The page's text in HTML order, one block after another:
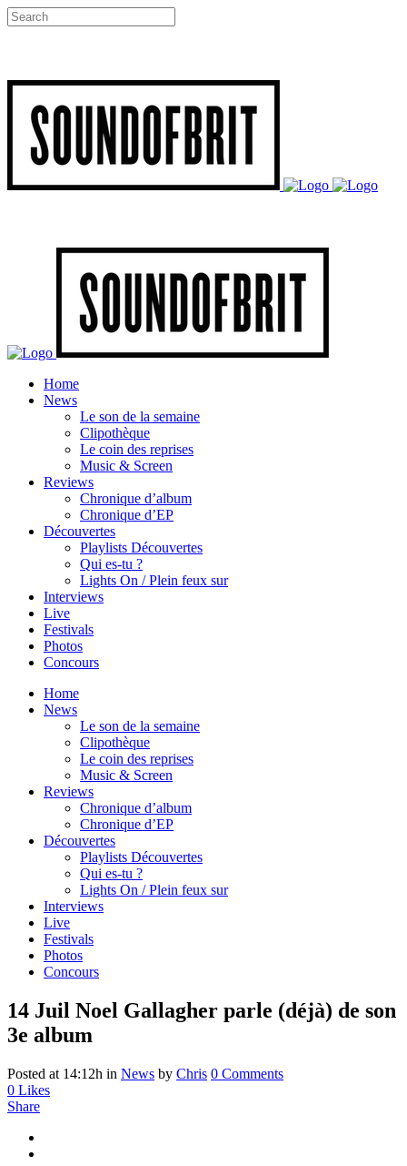
Home
News
Le son de la semaine
Clipothèque
Le coin des reprises
Music & Screen
Reviews
Chronique d’album
Chronique d’EP
Découvertes
Playlists Découvertes
Qui es-tu ?
Lights On / Plein feux sur
Interviews
Live
Festivals
Photos
Concours
Home
News
Le son de la semaine
Clipothèque
Le coin des reprises
Music & Screen
Reviews
Chronique d’album
Chronique d’EP
Découvertes
Playlists Découvertes
Qui es-tu ?
Lights On / Plein feux sur
Interviews
Live
Festivals
Photos
Concours
14 Juil Noel Gallagher parle (déjà) de son
3e album
Posted at 14:12h in News by Chris 0 Comments
0 Likes
Share